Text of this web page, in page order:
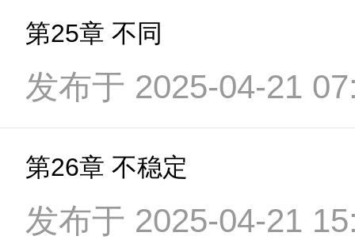
第25章 不同
发布于 2025-04-21
第26章 不稳定
发布于 2025-04-21